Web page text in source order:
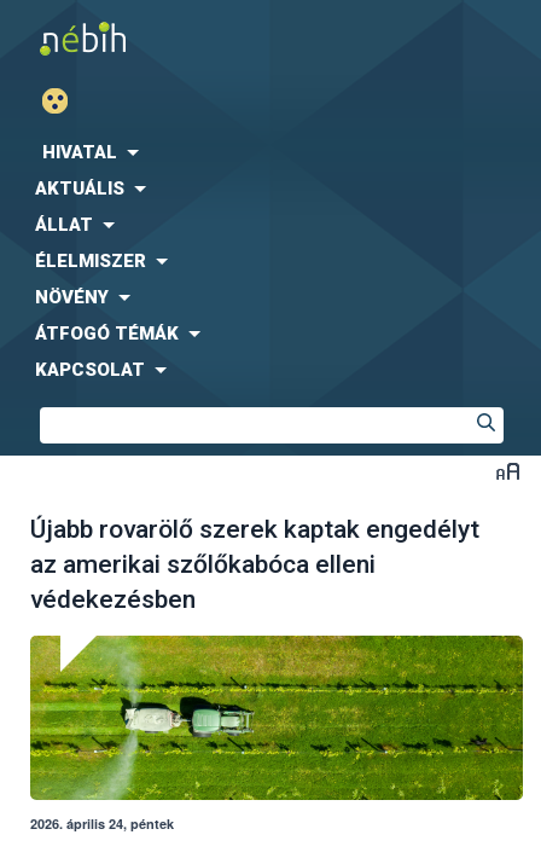
HIVATAL
AKTUÁLIS
ÁLLAT
ÉLELMISZER
NÖVÉNY
ÁTFOGÓ TÉMÁK
KAPCSOLAT
Újabb rovarölő szerek kaptak engedélyt
az amerikai szőlőkabóca elleni
védekezésben
2026. április 24, péntek